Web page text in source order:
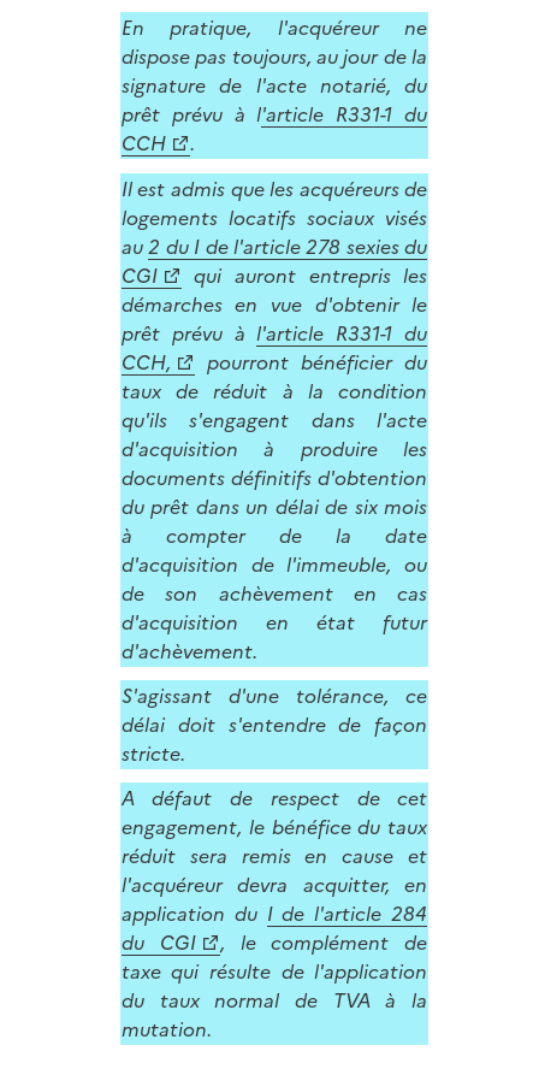
En pratique, l'acquéreur ne
dispose pas toujours, au jour de la
signature de l'acte notarié, du
prêt prévu à l'article R331-1 du
CCH
.
Il est admis que les acquéreurs de
logements locatifs sociaux visés
au2 du I de l'article 278 sexies du
CGI
qui auront entrepris les
démarches en vue d'obtenir le
prêt prévu àl'article R331-1 du
CCH,
pourront bénéficier du
taux de réduit à la condition
qu'ils s'engagent dans l'acte
d'acquisition à produire les
documents définitifs d'obtention
du prêt dans un délai de six mois
à compter de la date
d'acquisition de l'immeuble, ou
de son achèvement en cas
d'acquisition en état futur
d'achèvement.
S'agissant d'une tolérance, ce
délai doit s'entendre de façon
stricte.
A défaut de respect de cet
engagement, le bénéfice du taux
réduit sera remis en cause et
l'acquéreur devra acquitter, en
application du I de l'article 284
du CGI
, le complément de
taxe qui résulte de l'application
du taux normal de TVA à la
mutation.